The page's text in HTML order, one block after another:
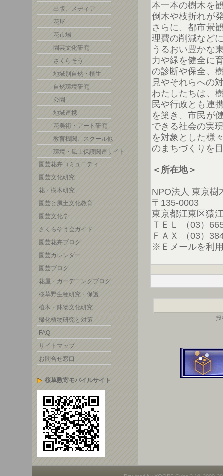
- 出版、メディア
- 花屋
- 花市場
- 園芸文化研究
- さくらそう
- 地域別自然・植生
- 自然環境研究
- 公園
- 地域連携
- 花美術・アート研究
- 教育機関、スクール他
- 環境・風土保護関連サイト
園芸花卉コミュニティ
園芸文化研究
花・樹木研究
園芸と風土文化教育
園芸文化学
さくらそう会ガイド
園芸花卉ブログ
園芸カレンダー
園芸ブログ
花屋・ガーデニングブログ
桜草野生種研究・保護
植木・鉢物文化研究
帰化植物研究と対策
FAQ
サイトマップ
お問合せ窓口
桜草数寄モバイルサイト
本一本の樹木を
倒木や枝折れが
さらに、都市景
理費の削減など
うるおい豊かな
力や緑を健全に
の診断や保全、
見やそれらへの
わたしたちは、
民や行政とも連
を築き、市民が
できる社会の実
を対象とした様
のまちづくりを
＜所在地＞
NPO法人 東京樹
〒135-0003
東京都江東区猿
ＴＥＬ （03）
ＦＡＸ （03）
※Ｅメールを利
投